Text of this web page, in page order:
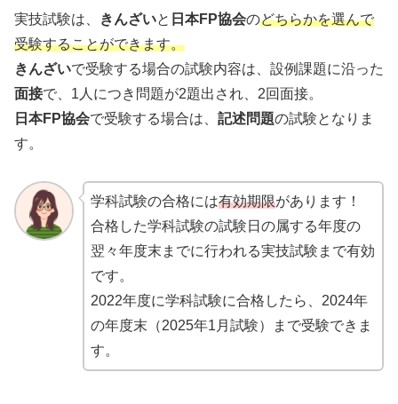
実技試験は、 きんざいと 日本FP協会のどちらかを選んで
受験することができます。
きんざいで受験する場合の試験内容は、設例課題に沿った
面接で、1人につき問題が2題出され、2回面接。
日本FP協会で受験する場合は、 記述問題の試験となりま
す。
学科試験の合格には有効期限があります！
合格した学科試験の試験日の属する年度の
翌々年度末までに行われる実技試験まで有効
です。
2022年度に学科試験に合格したら、2024年
の年度末（2025年1月試験）まで受験できま
す。